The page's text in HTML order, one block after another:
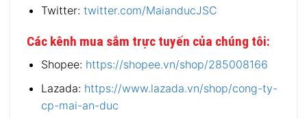
Twitter: twitter.com/MaianducJSC
Các kênh mua sắm trực tuyến của chúng tôi:
Shopee: https://shopee.vn/shop/285008166
Lazada: https://www.lazada.vn/shop/cong-ty-
cp-mai-an-duc